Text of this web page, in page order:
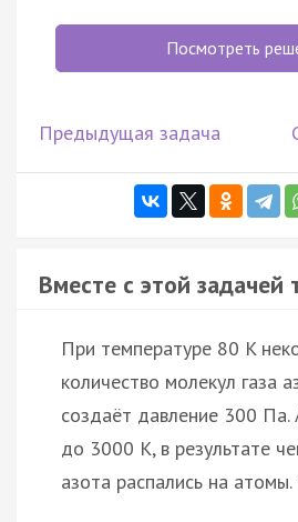
Посмотреть
Предыдущая задача
Вместе с этой
При температуре 80 K
количество молекул газа
создаёт давление 300 Па.
до 3000 К, в результате
азота распались на